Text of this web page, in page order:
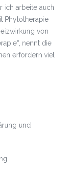
ich arbeite auch
Phytotherapie
von
nennt die
erfordern viel
und